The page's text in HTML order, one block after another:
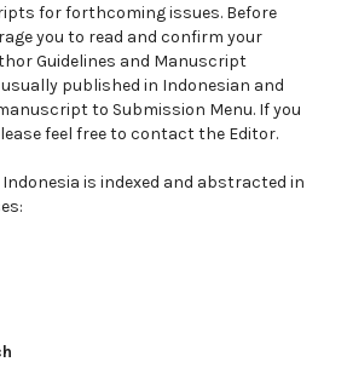
for forthcoming issues. Before
you to read and confirm your
Guidelines and Manuscript
published in Indonesian and
to Submission Menu. If you
feel free to contact the Editor.
is indexed and abstracted in